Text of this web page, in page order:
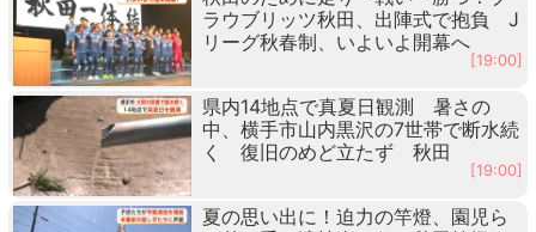
ラウブリッツ秋田、出陣式で抱負 J
リーグ秋春制、いよいよ開幕へ
[19:00]
県内14地点で真夏日観測 暑さの
中、横手市山内黒沢の7世帯で断水続
く 復旧のめど立たず 秋田
[19:00]
夏の思い出に！迫力の竿燈、園児ら